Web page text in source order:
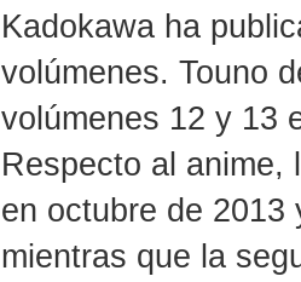
Kadokawa ha
volúmenes. Touno
volúmenes 12 y 13
Respecto al anime,
en octubre de 2013
mientras que la